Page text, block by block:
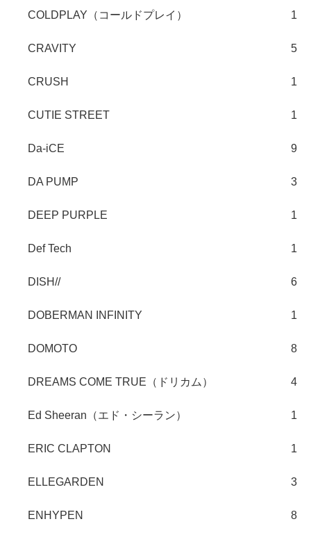
COLDPLAY（コールドプレイ） 1
CRAVITY 5
CRUSH 1
CUTIE STREET 1
Da-iCE 9
DA PUMP 3
DEEP PURPLE 1
Def Tech 1
DISH// 6
DOBERMAN INFINITY 1
DOMOTO 8
DREAMS COME TRUE（ドリカム） 4
Ed Sheeran（エド・シーラン） 1
ERIC CLAPTON 1
ELLEGARDEN 3
ENHYPEN 8